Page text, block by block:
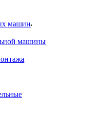
машин
машины